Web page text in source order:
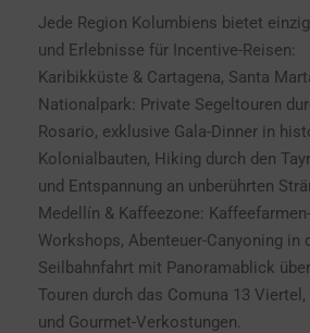
Jede Region Kolumbiens bietet
und Erlebnisse für Incentive-Reisen:
Karibikküste & Cartagena, Santa
Nationalpark: Private Segeltouren
Rosario, exklusive Gala-Dinner in
Kolonialbauten, Hiking durch den
und Entspannung an unberührten
Medellín & Kaffeezone:
Workshops, Abenteuer-Canyoning in
Seilbahnfahrt mit Panoramablick
Touren durch das Comuna 13
und Gourmet-Verkostungen.